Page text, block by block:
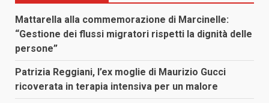
Mattarella alla commemorazione di Marcinelle:
“Gestione dei flussi migratori rispetti la dignità delle
persone”
Patrizia Reggiani, l’ex moglie di Maurizio Gucci
ricoverata in terapia intensiva per un malore